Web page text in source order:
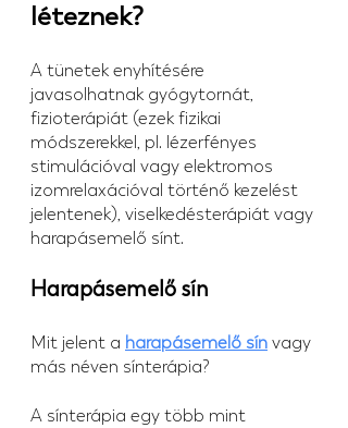
léteznek?
A tünetek enyhítésére
javasolhatnak gyógytornát,
fizioterápiát (ezek fizikai
módszerekkel, pl. lézerfényes
stimulációval vagy elektromos
izomrelaxációval történő kezelést
jelentenek), viselkedésterápiát vagy
harapásemelő sínt.
Harapásemelő sín
Mit jelent a harapásemelő sín vagy
más néven sínterápia?
A sínterápia egy több mint